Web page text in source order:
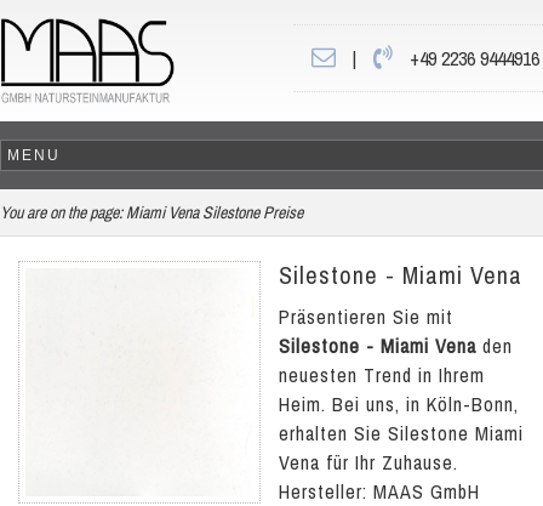
| +49 2236 9444916
You are on the page: Miami Vena Silestone Preise
Silestone - Miami Vena
Präsentieren Sie mit
Silestone - Miami Vena den
neuesten Trend in Ihrem
Heim. Bei uns, in Köln-Bonn,
erhalten Sie Silestone Miami
Vena für Ihr Zuhause.
Hersteller: MAAS GmbH